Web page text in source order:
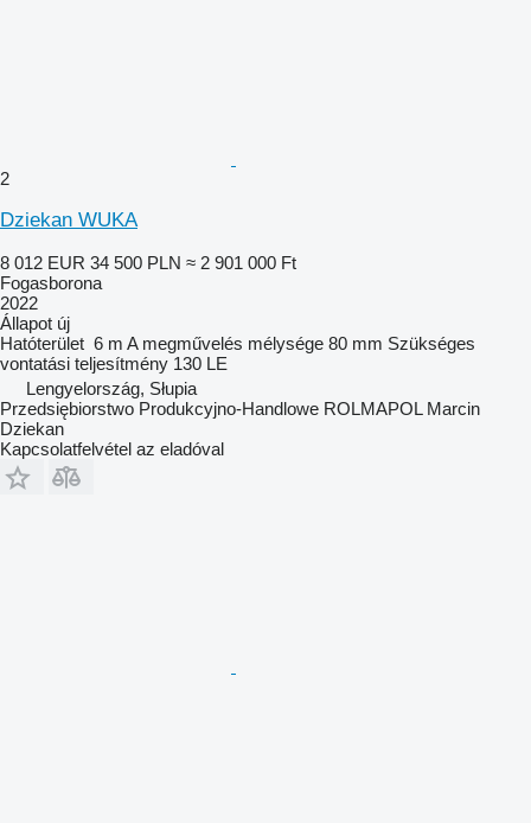
2
Dziekan WUKA
8 012 EUR 34 500 PLN ≈ 2 901 000 Ft
Fogasborona
2022
Állapot új
Hatóterület 6 m A megművelés mélysége 80 mm Szükséges
vontatási teljesítmény 130 LE
Lengyelország, Słupia
Przedsiębiorstwo Produkcyjno-Handlowe ROLMAPOL Marcin
Dziekan
Kapcsolatfelvétel az eladóval